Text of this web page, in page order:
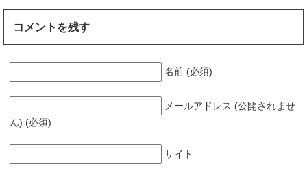
コメントを残す
名前 (必須)
メールアドレス (公開されませ
ん) (必須)
サイト